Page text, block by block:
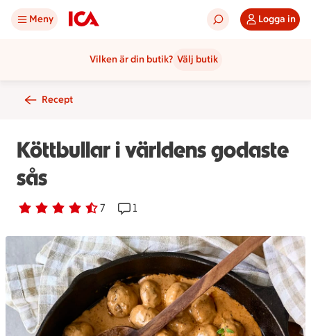
Meny Logga in
Vilken är din butik? Välj butik
Recept
Köttbullar i världens godaste
sås
Betyg 4.4 av 5. 7
7 personer har röstatReceptet har 1 kommentarer
1